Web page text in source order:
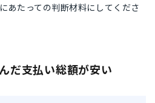
あたっての判断材料にしてくださ
だ支払い総額が安い